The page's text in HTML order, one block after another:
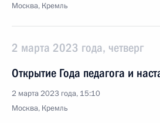
Москва, Кремль
2 марта 2023 года, четверг
Открытие Года педагога и
2 марта 2023 года, 15:10
Москва, Кремль